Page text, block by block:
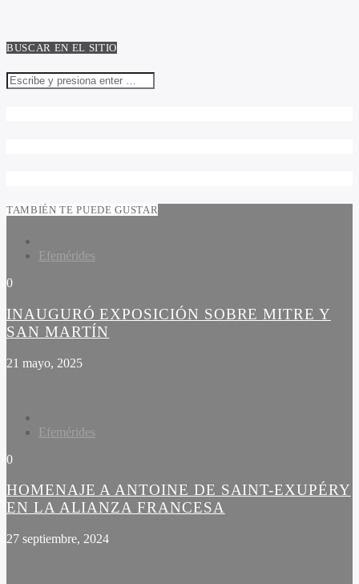
BUSCAR EN EL SITIO
TAMBIÉN TE PUEDE GUSTAR
Efemérides
0
INAUGURÓ EXPOSICIÓN SOBRE MITRE Y
SAN MARTÍN
21 mayo, 2025
Efemérides
0
HOMENAJE A ANTOINE DE SAINT-EXUPÉRY
EN LA ALIANZA FRANCESA
27 septiembre, 2024